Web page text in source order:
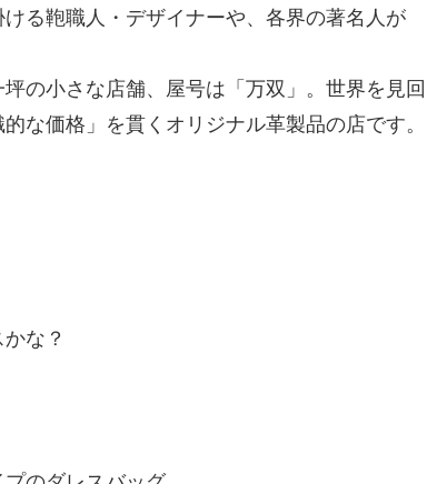
る鞄職人・デザイナーや、各界の著名人が
の小さな店舗、屋号は「万双」。世界を見回
な価格」を貫くオリジナル革製品の店です。
な？